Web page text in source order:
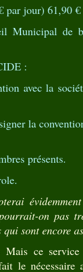
par jour) 61,90
Municipal de
:
avec la
la
présents.
on pas
sont encore
Mais ce
le nécessaire